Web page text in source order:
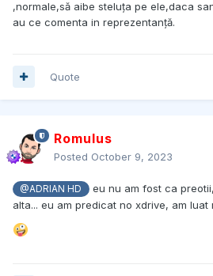
,normale,să aibe steluța pe ele,daca
au ce comenta in reprezentanță.
Quote
Romulus
Posted October 9, 2023
@ADRIAN HD
eu nu am fost ca
alta... eu am predicat no xdrive, am luat